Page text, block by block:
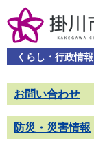
くらし・行政情報
お問い合わせ
防災・災害情報